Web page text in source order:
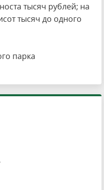
тысяч рублей; на
тысяч до одного
парка